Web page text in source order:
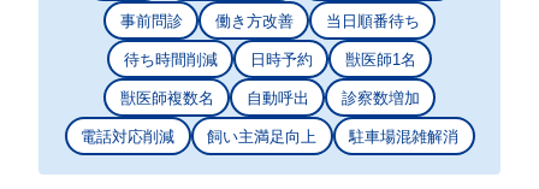
事前問診 働き方改善 当日順番待ち
待ち時間削減 日時予約 獣医師1名
獣医師複数名 自動呼出 診察数増加
電話対応削減 飼い主満足向上 駐車場混雑解消